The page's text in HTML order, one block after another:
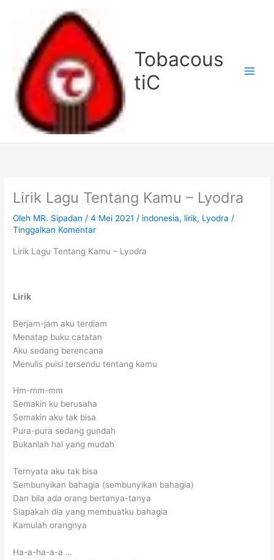
Tobacous
tiC
Lirik Lagu Tentang Kamu – Lyodra
Oleh MR. Sipadan /4 Mei 2021 / indonesia, lirik, Lyodra /
Tinggalkan Komentar
Lirik Lagu Tentang Kamu – Lyodra
Lirik
Berjam-jam aku terdiam
Menatap buku catatan
Aku sedang berencana
Menulis puisi tersendu tentang kamu
Hm-mm-mm
Semakin ku berusaha
Semakin aku tak bisa
Pura-pura sedang gundah
Bukanlah hal yang mudah
Ternyata aku tak bisa
Sembunyikan bahagia (sembunyikan bahagia)
Dan bila ada orang bertanya-tanya
Siapakah dia yang membuatku bahagia
Kamulah orangnya
Ha-a-ha-a-a …